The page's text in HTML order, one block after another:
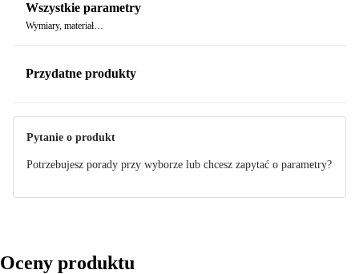
Wszystkie parametry
Wymiary, materiał…
Przydatne produkty
Pytanie o produkt
Potrzebujesz porady przy wyborze lub chcesz zapytać o parametry?
Oceny produktu